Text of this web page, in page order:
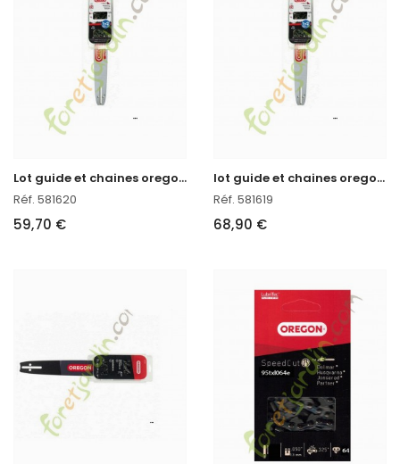
L
ot guide et chaines oregon 150MLBK095
Réf. 581620
59,70 €
l
ot guide et chaines oregon réf : 581619 en stock
Réf. 581619
68,90 €